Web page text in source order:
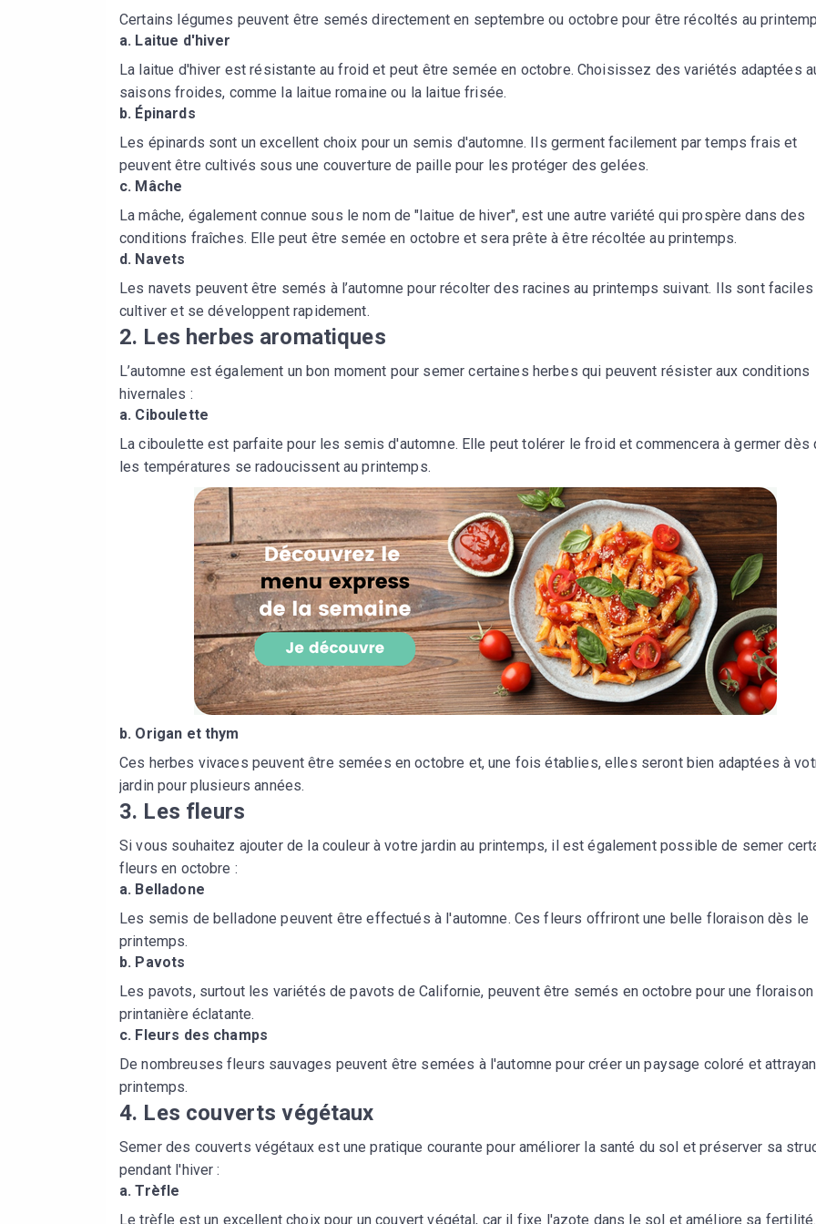
Certains légumes peuvent être semés directement en septembre ou octobre pour être récoltés au
a. Laitue d'hiver
La laitue d'hiver est résistante au froid et peut être semée en octobre. Choisissez des variétés adaptées
saisons froides, comme la laitue romaine ou la laitue frisée.
b. Épinards
Les épinards sont un excellent choix pour un semis d'automne. Ils germent facilement par temps frais et
peuvent être cultivés sous une couverture de paille pour les protéger des gelées.
c. Mâche
La mâche, également connue sous le nom de "laitue de hiver", est une autre variété qui prospère dans des
conditions fraîches. Elle peut être semée en octobre et sera prête à être récoltée au printemps.
d. Navets
Les navets peuvent être semés à l’automne pour récolter des racines au printemps suivant. Ils sont faciles
cultiver et se développent rapidement.
2. Les herbes aromatiques
L’automne est également un bon moment pour semer certaines herbes qui peuvent résister aux conditions
hivernales :
a. Ciboulette
La ciboulette est parfaite pour les semis d'automne. Elle peut tolérer le froid et commencera à germer dès
les températures se radoucissent au printemps.
b. Origan et thym
Ces herbes vivaces peuvent être semées en octobre et, une fois établies, elles seront bien adaptées à
jardin pour plusieurs années.
3. Les fleurs
Si vous souhaitez ajouter de la couleur à votre jardin au printemps, il est également possible de semer
fleurs en octobre :
a. Belladone
Les semis de belladone peuvent être effectués à l'automne. Ces fleurs offriront une belle floraison dès le
printemps.
b. Pavots
Les pavots, surtout les variétés de pavots de Californie, peuvent être semés en octobre pour une floraison
printanière éclatante.
c. Fleurs des champs
De nombreuses fleurs sauvages peuvent être semées à l'automne pour créer un paysage coloré et
printemps.
4. Les couverts végétaux
Semer des couverts végétaux est une pratique courante pour améliorer la santé du sol et préserver sa
pendant l'hiver :
a.Trèfle
Le trèfle est un excellent choix pour un couvert végétal, car il fixe l'azote dans le sol et améliore sa fertilité.